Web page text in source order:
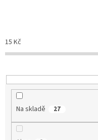
o
d
k
t
15 Kč
Na skladě 27